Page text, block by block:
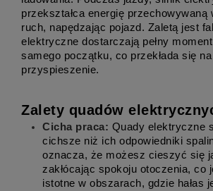
przekształca energię przechowywaną
ruch, napędzając pojazd. Zaletą jest
elektryczne dostarczają pełny
samego początku, co przekłada się
przyspieszenie.
Zalety quadów
Cicha praca: Quady elektryczne
cichsze niż ich odpowiedniki
oznacza, że możesz cieszyć się
zakłócając spokoju otoczenia, co
istotne w obszarach, gdzie hałas